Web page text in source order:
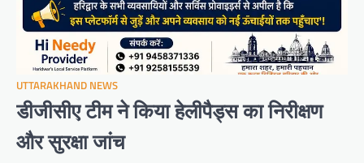
UTTARAKHAND NEWS
डीजीसीए टीम ने किया हेलीपैड्स का निरीक्षण
और सुरक्षा जांच